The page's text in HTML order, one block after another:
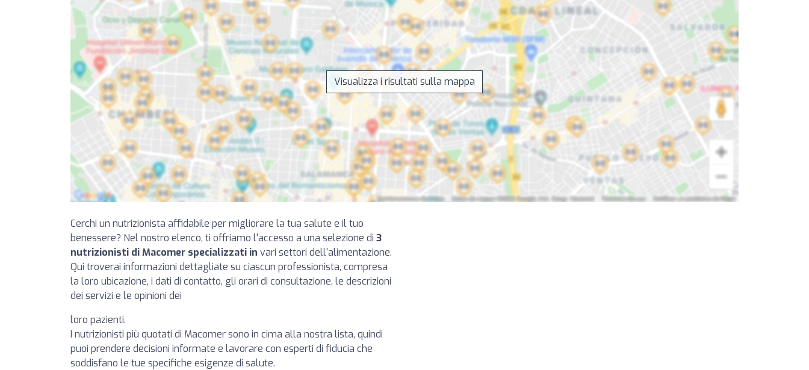
Visualizza i risultati sulla mappa
Cerchi un nutrizionista affidabile per migliorare la tua salute e il tuo
benessere? Nel nostro elenco, ti offriamo l'accesso a una selezione di 3
nutrizionisti di Macomer specializzati in vari settori dell'alimentazione.
Qui troverai informazioni dettagliate su ciascun professionista, compresa
la loro ubicazione, i dati di contatto, gli orari di consultazione, le descrizioni
dei servizi e le opinioni dei
loro pazienti.
I nutrizionisti più quotati di Macomer sono in cima alla nostra lista, quindi
puoi prendere decisioni informate e lavorare con esperti di fiducia che
soddisfano le tue specifiche esigenze di salute.